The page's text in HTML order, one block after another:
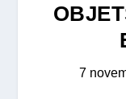
7